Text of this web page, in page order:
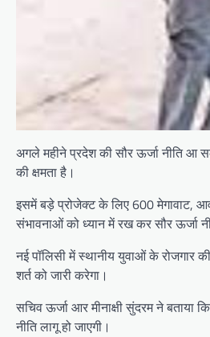
अगले महीने प्रदेश की सौर ऊर्जा नीति आ
की क्षमता है।
इसमें बड़े प्रोजेक्ट के लिए 600 मेगावाट,
संभावनाओं को ध्यान में रख कर सौर ऊर्जा
नई पॉलिसी में स्थानीय युवाओं के रोजगार
शर्त को जारी करेगा।
सचिव ऊर्जा आर मीनाक्षी सुंदरम ने बताया
नीति लागू हो जाएगी।